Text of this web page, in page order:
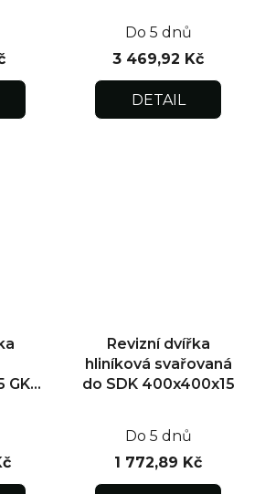
Do 5 dnů
3 469,92 Kč
DETAIL
GKB
Revizní dvířka
hliníková svařovaná
do SDK 400x400x15
Do 5 dnů
1 772,89 Kč